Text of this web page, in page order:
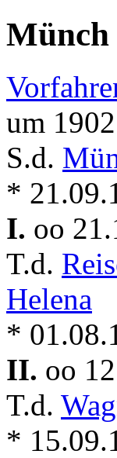
Münch
um 1902
S.d.
*
I. oo
T.d.
Helena
*
II. oo
T.d.
*